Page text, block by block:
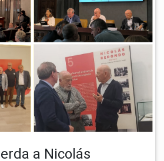
a Nicolás